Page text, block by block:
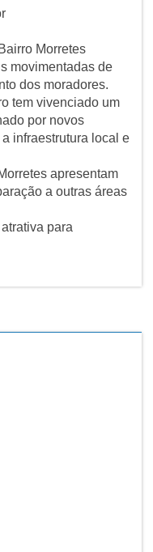
Morretes
movimentadas de
dos moradores.
tem vivenciado um
por novos
infraestrutura local e
apresentam
a outras áreas
para